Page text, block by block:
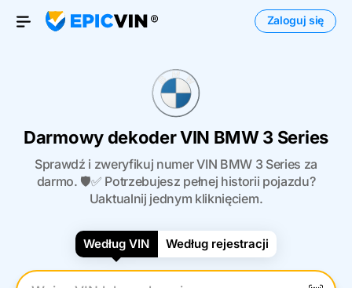
Otwórz menu
Zaloguj się
Darmowy dekoder VIN BMW 3 Series
Sprawdź i zweryfikuj numer VIN BMW 3 Series za
darmo. 🛡️✅ Potrzebujesz pełnej historii pojazdu?
Uaktualnij jednym kliknięciem.
Według VIN Według rejestracji